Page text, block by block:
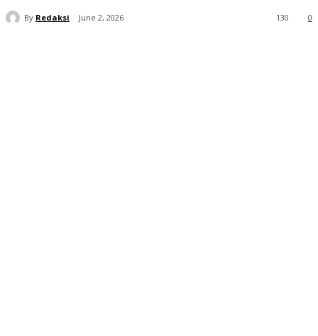
By Redaksi June 2, 2026 0
130